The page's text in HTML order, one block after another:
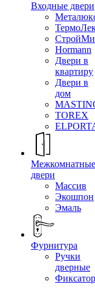
Входные двери
Hormann
Двери в
квартиру
Двери в
дом
TOREX
Межкомнатные
двери
Массив
Экошпон
Эмаль
Фурнитура
Ручки
дверные